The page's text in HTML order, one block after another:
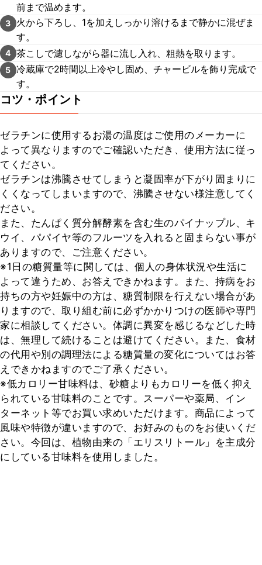
前まで温めます。
3
火から下ろし、1を加えしっかり溶けるまで静かに混ぜま
す。
4 茶こしで濾しながら器に流し入れ、粗熱を取ります。
5 冷蔵庫で2時間以上冷やし固め、チャービルを飾り完成で
す。
コツ・ポイント
ゼラチンに使用するお湯の温度はご使用のメーカーに
よって異なりますのでご確認いただき、使用方法に従っ
てください。
ゼラチンは沸騰させてしまうと凝固率が下がり固まりに
くくなってしまいますので、沸騰させない様注意してく
ださい。
また、たんぱく質分解酵素を含む生のパイナップル、キ
ウイ、パパイヤ等のフルーツを入れると固まらない事が
ありますので、ご注意ください。
※1日の糖質量等に関しては、個人の身体状況や生活に
よって違うため、お答えできかねます。また、持病をお
持ちの方や妊娠中の方は、糖質制限を行えない場合があ
りますので、取り組む前に必ずかかりつけの医師や専門
家に相談してください。体調に異変を感じるなどした時
は、無理して続けることは避けてください。また、食材
の代用や別の調理法による糖質量の変化についてはお答
えできかねますのでご了承ください。
※低カロリー甘味料は、砂糖よりもカロリーを低く抑え
られている甘味料のことです。スーパーや薬局、イン
ターネット等でお買い求めいただけます。商品によって
風味や特徴が違いますので、お好みのものをお使いくだ
さい。今回は、植物由来の「エリスリトール」を主成分
にしている甘味料を使用しました。